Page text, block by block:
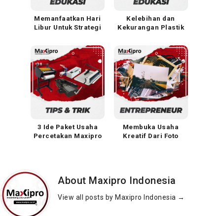
Memanfaatkan Hari
Libur Untuk Strategi
Kelebihan dan
Kekurangan Plastik
Kehidupan Sehari-hari
3 Ide Paket Usaha
Percetakan Maxipro
Membuka Usaha
Kreatif Dari Foto
About Maxipro Indonesia
View all posts by Maxipro Indonesia →